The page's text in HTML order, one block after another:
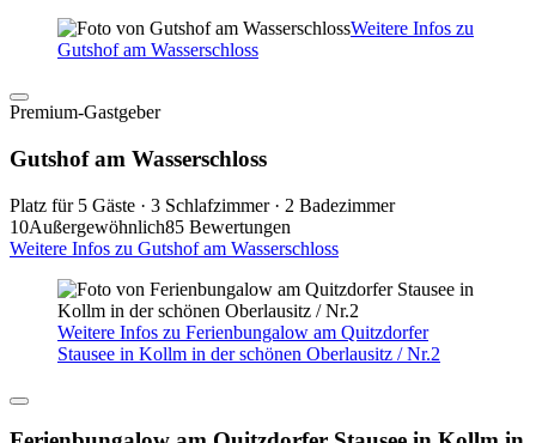
Weitere Infos zu
Gutshof am Wasserschloss
Premium-Gastgeber
Gutshof am Wasserschloss
Platz für 5 Gäste · 3 Schlafzimmer · 2 Badezimmer
10Außergewöhnlich85 Bewertungen
Weitere Infos zu Gutshof am Wasserschloss
Weitere Infos zu Ferienbungalow am Quitzdorfer
Stausee in Kollm in der schönen Oberlausitz / Nr.2